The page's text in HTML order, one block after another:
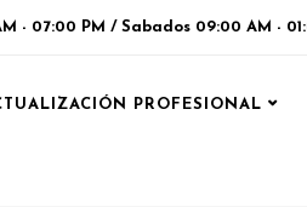
- 07:00 PM / Sabados 09:00 AM -
PROFESIONAL